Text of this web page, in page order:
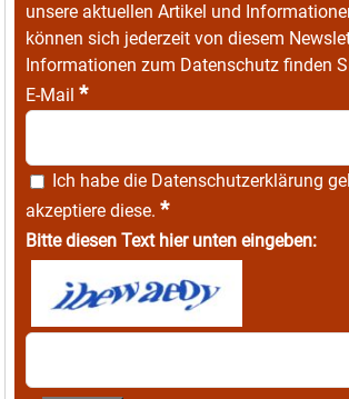
unsere aktuellen Artikel und
können sich jederzeit von diesem
Informationen zum Datenschutz finden
E-Mail *
Ich habe die Datenschutzerklärung
akzeptiere diese. *
Bitte diesen Text hier unten eingeben: